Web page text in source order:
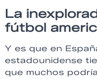
La
fútbol
Y es que en
estadounidense
que muchos